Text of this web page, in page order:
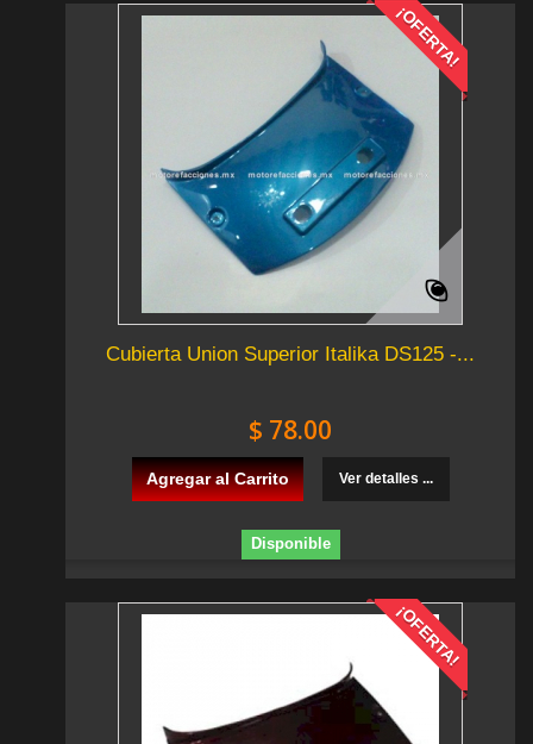
¡OFERTA!
Cubierta Union Superior Italika DS125 -...
$ 78.00
Agregar al Carrito Ver detalles ...
Disponible
¡OFERTA!